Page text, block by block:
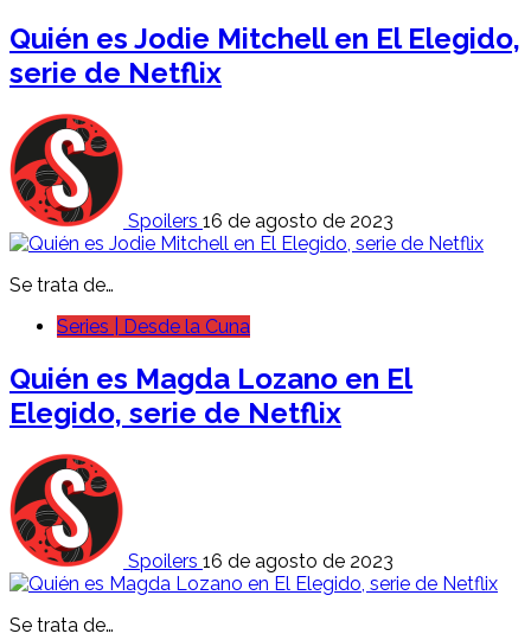
Quién es Jodie Mitchell en El Elegido,
serie de Netflix
Spoilers 16 de agosto de 2023
Se trata de…
Series | Desde la Cuna
Quién es Magda Lozano en El
Elegido, serie de Netflix
Spoilers 16 de agosto de 2023
Se trata de…